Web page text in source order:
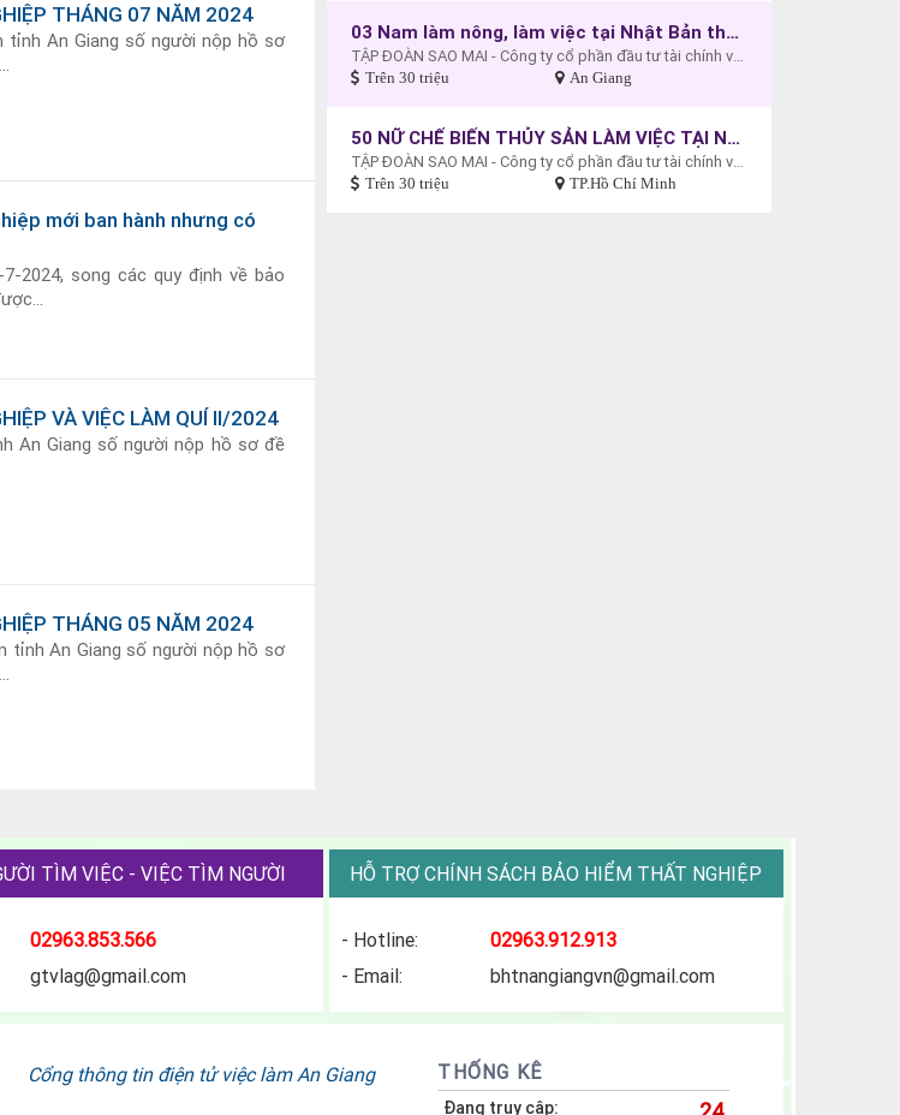
THÁNG 07 NĂM 2024
tỉnh An Giang số người nộp hồ sơ
mới ban hành nhưng có
2024, song các quy định về bảo
VÀ VIỆC LÀM QUÍ II/2024
An Giang số người nộp hồ sơ đề
THÁNG 05 NĂM 2024
tỉnh An Giang số người nộp hồ sơ
03 Nam làm nông, làm việc tại Nhật Bản thu nhập 35 triệu đồng/tháng
TẬP ĐOÀN SAO MAI - Công ty cổ phần đầu tư tài chính và truyền thông quốc tế (MIF)
Trên 30 triệu An Giang
50 NỮ CHẾ BIẾN THỦY SẢN LÀM VIỆC TẠI NHẬT BẢN THU NHẬP 40.000.000 đồng/tháng
TẬP ĐOÀN SAO MAI - Công ty cổ phần đầu tư tài chính và truyền thông quốc tế (MIF)
Trên 30 triệu TP.Hồ Chí Minh
TÌM VIỆC - VIỆC TÌM NGƯỜI
02963.853.566
gtvlag@gmail.com
HỖ TRỢ CHÍNH SÁCH BẢO HIỂM THẤT NGHIỆP
- Hotline:
02963.912.913
- Email:
bhtnangiangvn@gmail.com
Cổng thông tin điện tử việc làm An Giang THỐNG KÊ
Đang truy cập: